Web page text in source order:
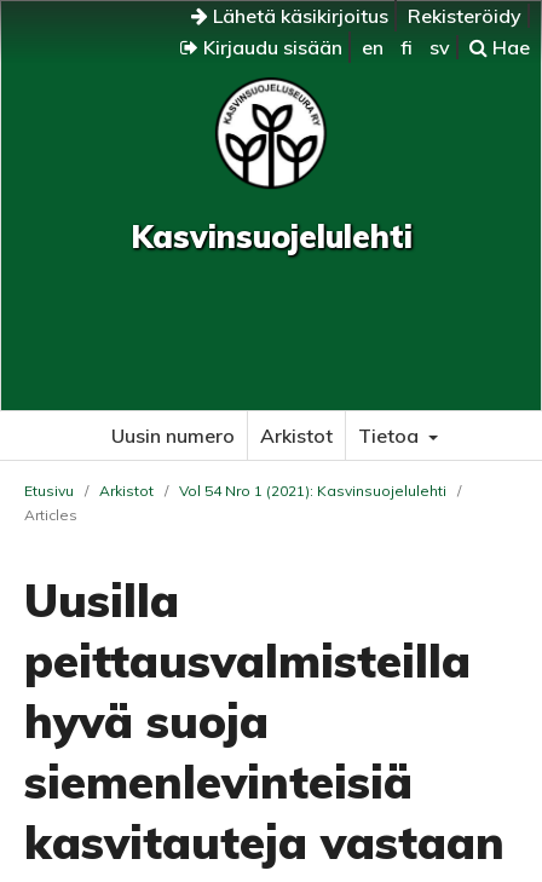
Lähetä käsikirjoitus
Rekisteröidy
Kirjaudu sisään
en fi sv Hae
Kasvinsuojelulehti
Uusin numero Arkistot Tietoa
Etusivu / Arkistot / Vol 54 Nro 1 (2021): Kasvinsuojelulehti
/
Articles
Uusilla
peittausvalmisteilla
hyvä suoja
siemenlevinteisiä
kasvitauteja vastaan